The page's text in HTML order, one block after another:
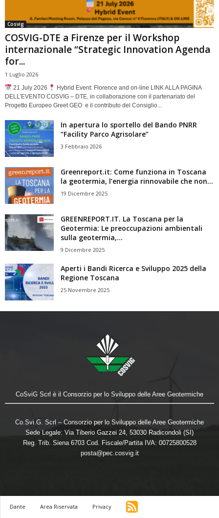
Cosvig
COSVIG-DTE a Firenze per il Workshop
internazionale “Strategic Innovation Agenda
for...
1 Luglio 2026
21 July 2026
Hybrid Event: Florence and on-line LINK ALLA PAGINA
DELL'EVENTO COSVIG – DTE, in collaborazione con il partenariato del
Progetto Europeo Greet GEO e il contributo del Consiglio...
In apertura lo sportello del Bando PNRR
“Facility Parco Agrisolare”
3 Febbraio 2026
Greenreport.it: Come funziona in Toscana
la geotermia, l’energia rinnovabile che non...
19 Dicembre 2025
GREENREPORT.IT. La Toscana per la
Geotermia: Le preoccupazioni ambientali
sulla geotermia,...
9 Dicembre 2025
Aperti i Bandi Ricerca e Sviluppo 2025 della
Regione Toscana
25 Novembre 2025
CoSviG Scrl è il Consorzio per lo Sviluppo delle Aree Geotermiche
Co.Svi.G. Scrl – Consorzio per lo Sviluppo delle Aree Geotermiche
Sede Legale: Via Tiberio Gazzei 24, 53030 Radicondoli (SI)
Reg. Trib. Siena 6703 Cod. Fiscale/Partita IVA: 00725800528
posta@pec.cosvig.it
Dante Area Riservata
Privacy